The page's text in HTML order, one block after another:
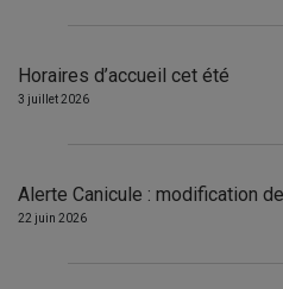
Horaires d’accueil cet été
3 juillet 2026
Alerte Canicule : modification
22 juin 2026